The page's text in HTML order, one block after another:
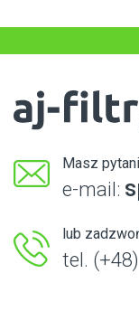
Masz
e-mail:
lub
tel. (+48)